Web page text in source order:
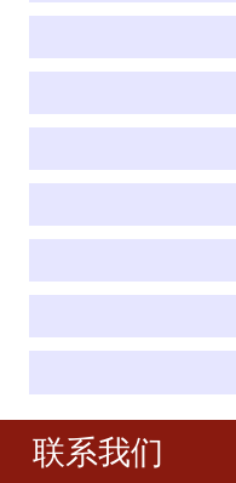
联系我们